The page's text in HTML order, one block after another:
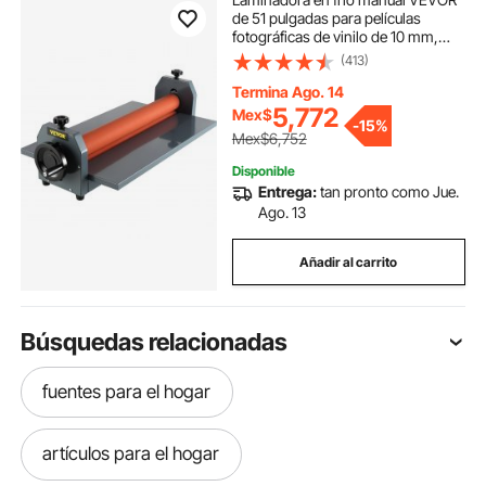
de 51 pulgadas para películas
fotográficas de vinilo de 10 mm,
con manivela manual y rodillo de
presión (51 pulgadas)
(413)
Termina Ago. 14
Mex$5,772
Mex$6,752
-15%
Disponible
Entrega:tan pronto como Jue.
Ago. 13
Añadir al carrito
Búsquedas relacionadas
fuentes para el hogar
artículos para el hogar